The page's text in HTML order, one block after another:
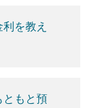
を教え
ともと預